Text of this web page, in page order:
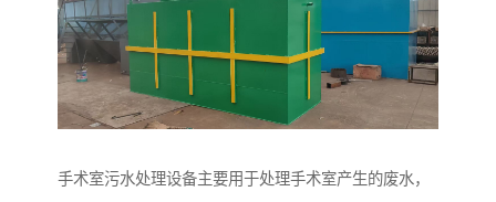
手术室污水处理设备主要用于处理手术室产生的废水，